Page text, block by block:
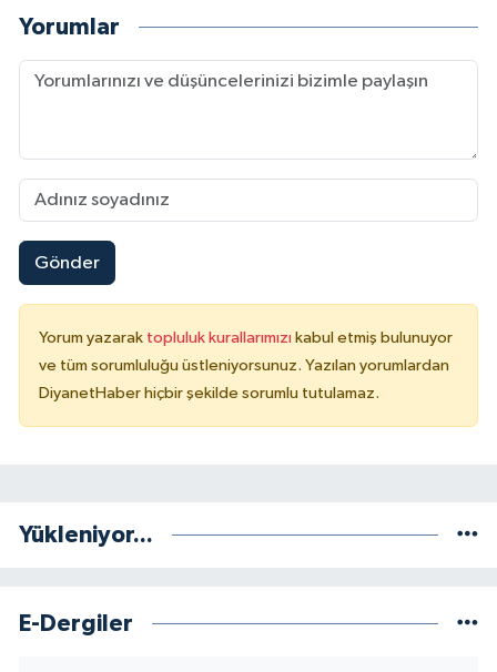
Yorumlar
Gönder
Yorum yazarak topluluk kurallarımızı kabul etmiş bulunuyor
ve tüm sorumluluğu üstleniyorsunuz. Yazılan yorumlardan
DiyanetHaber hiçbir şekilde sorumlu tutulamaz.
Yükleniyor...
E-Dergiler
Karaman Müftülüğü
Kars Müftülüğü
Kayseri Müftülüğü
Kilis Müftülüğü
Kırklareli Müftülüğü
Kırşehir Müftülüğü
Konya Müftülüğü